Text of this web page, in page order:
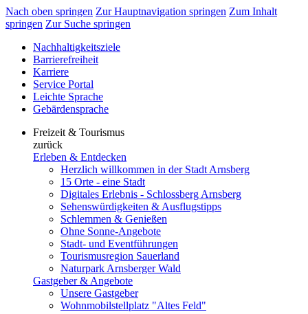
Nach oben springen Zur Hauptnavigation springen Zum Inhalt
springen Zur Suche springen
Nachhaltigkeitsziele
Barrierefreiheit
Karriere
Service Portal
Leichte Sprache
Gebärdensprache
Freizeit & Tourismus
zurück
Erleben & Entdecken
Herzlich willkommen in der Stadt Arnsberg
15 Orte - eine Stadt
Digitales Erlebnis - Schlossberg Arnsberg
Sehenswürdigkeiten & Ausflugstipps
Schlemmen & Genießen
Ohne Sonne-Angebote
Stadt- und Eventführungen
Tourismusregion Sauerland
Naturpark Arnsberger Wald
Gastgeber & Angebote
Unsere Gastgeber
Wohnmobilstellplatz "Altes Feld"